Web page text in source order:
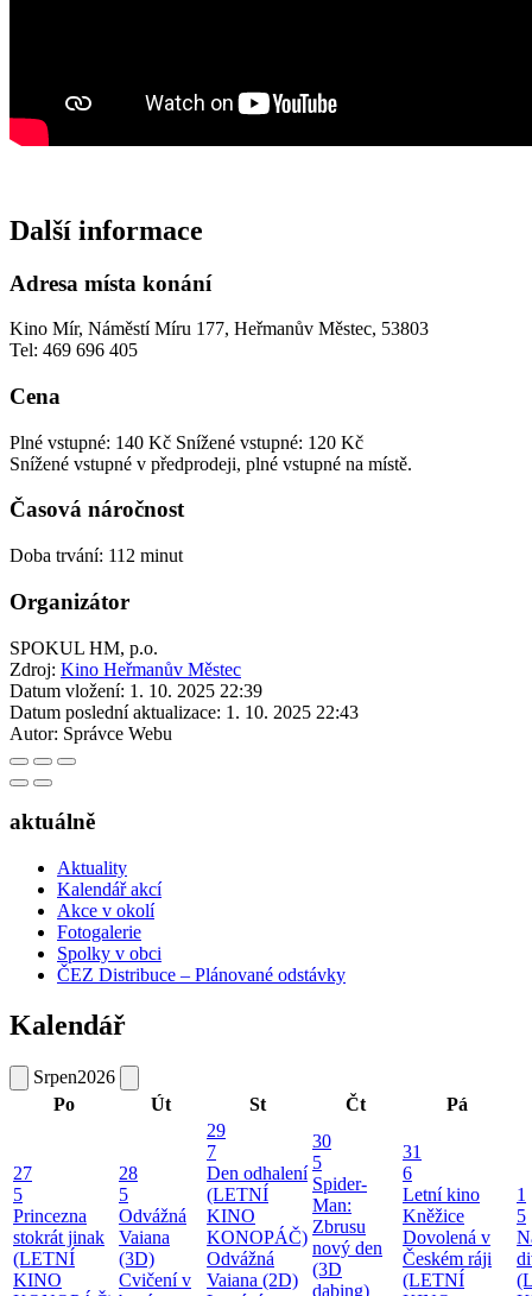
Další informace
Adresa místa konání
Kino Mír, Náměstí Míru 177, Heřmanův Městec, 53803
Tel: 469 696 405
Cena
Plné vstupné: 140 Kč Snížené vstupné: 120 Kč
Snížené vstupné v předprodeji, plné vstupné na místě.
Časová náročnost
Doba trvání: 112 minut
Organizátor
SPOKUL HM, p.o.
Zdroj: Kino Heřmanův Městec
Datum vložení: 1. 10. 2025 22:39
Datum poslední aktualizace: 1. 10. 2025 22:43
Autor: Správce Webu
aktuálně
Aktuality
Kalendář akcí
Akce v okolí
Fotogalerie
Spolky v obci
ČEZ Distribuce – Plánované odstávky
Kalendář
Srpen2026
Po
Út St Čt Pá
27
5
Princezna
stokrát jinak
(LETNÍ
KINO
28
5
Odvážná
Vaiana
(3D)
Cvičení v
29
7
Den odhalení
(LETNÍ
KINO
KONOPÁČ)
Odvážná
Vaiana (2D)
30
5
Spider-
Man:
Zbrusu
nový den
(3D
dabing)
31
6
Letní kino
Kněžice
Dovolená v
Českém ráji
(LETNÍ
1
5